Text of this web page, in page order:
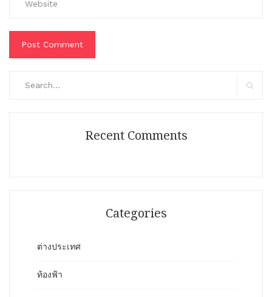
Recent Comments
Categories
ต่างประเทศ
ท้องฟ้า